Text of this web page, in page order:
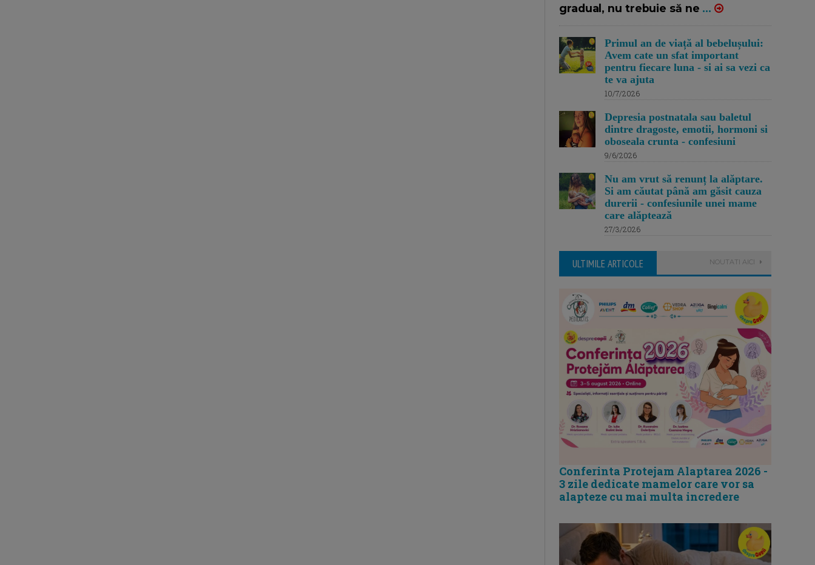
gradual, nu trebuie să ne ...
Primul an de viață al bebelușului:
Avem cate un sfat important
pentru fiecare luna - si ai sa vezi ca
te va ajuta
10/7/2026
Depresia postnatala sau baletul
dintre dragoste, emotii, hormoni si
oboseala crunta - confesiuni
9/6/2026
Nu am vrut să renunț la alăptare.
Si am căutat până am găsit cauza
durerii - confesiunile unei mame
care alăptează
27/3/2026
ULTIMILE ARTICOLE NOUTATI AICI
Conferinta Protejam Alaptarea 2026 -
3 zile dedicate mamelor care vor sa
alapteze cu mai multa incredere